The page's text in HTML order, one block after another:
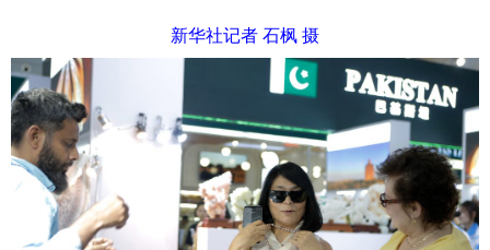
新华社记者 石枫 摄